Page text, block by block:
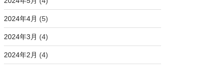
2024年4月 (5)
2024年3月 (4)
2024年2月 (4)